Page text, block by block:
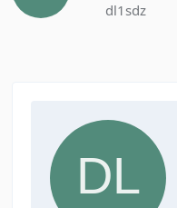
dl1sdz